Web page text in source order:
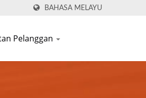
BAHASA MELAYU
Pelanggan